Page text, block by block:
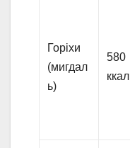
Горіхи
(мигдал
ь)
580
ккал